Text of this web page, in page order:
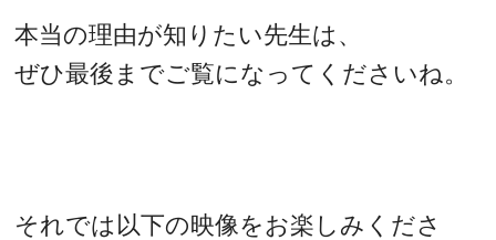
本当の理由が知りたい先生は、
ぜひ最後までご覧になってくださいね。
それでは以下の映像をお楽しみくださ